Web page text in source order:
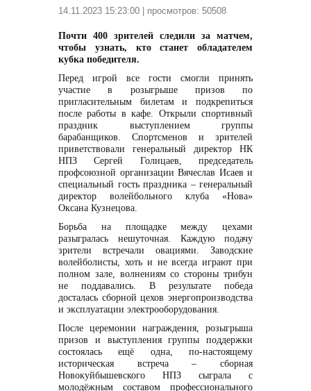
14.11.2023 15:23:00 | просмотров: 50508
Почти 400 зрителей следили за матчем,
чтобы узнать, кто станет обладателем
кубка победителя.
Перед игрой все гости смогли принять
участие в розыгрыше призов по
пригласительным билетам и подкрепиться
после работы в кафе. Открыли спортивный
праздник выступлением группы
барабанщиков. Спортсменов и зрителей
приветствовали генеральный директор НК
НПЗ Сергей Голицаев, председатель
профсоюзной организации Вячеслав Исаев и
специальный гость праздника – генеральный
директор волейбольного клуба «Нова»
Оксана Кузнецова.
Борьба на площадке между цехами
разыгралась нешуточная. Каждую подачу
зрители встречали овациями. Заводские
волейболисты, хоть и не всегда играют при
полном зале, волнениям со стороны трибун
не поддавались. В результате победа
досталась сборной цехов энергопроизводства
и эксплуатации электрооборудования.
После церемонии награждения, розыгрыша
призов и выступления группы поддержки
состоялась ещё одна, по-настоящему
историческая встреча – сборная
Новокуйбышевского НПЗ сыграла с
молодёжным составом профессионального